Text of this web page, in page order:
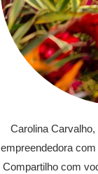
Carolina
empreendedora
Compartilho com